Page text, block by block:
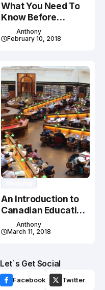
What You Need To
Know Before
Studying In Canada
Anthony
February 10, 2018
An Introduction to
Canadian Education
System
Anthony
March 11, 2018
Let`s Get Social
Facebook Twitter